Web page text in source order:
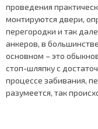
проведения
монтируются двери,
перегородки и так
анкеров, в
основном – это
стоп-шляпку с
процессе забивания,
разумеется, так